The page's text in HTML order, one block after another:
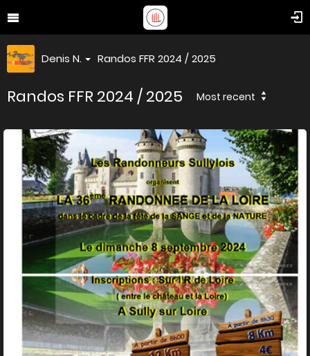
Denis N. Randos FFR 2024 / 2025
Randos FFR 2024 / 2025 Most recent